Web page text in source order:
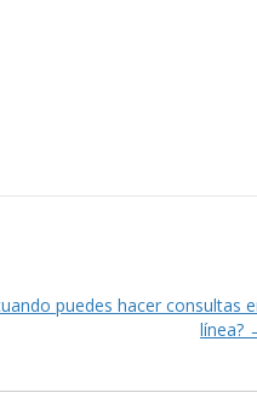
puedes hacer consultas
línea?